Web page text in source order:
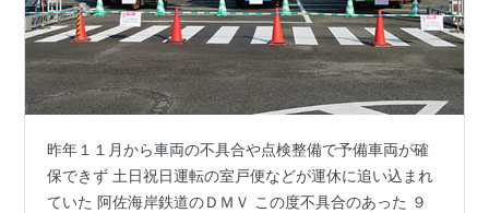
昨年１１月から車両の不具合や点検整備で予備車両が確
保できず 土日祝日運転の室戸便などが運休に追い込まれ
ていた 阿佐海岸鉄道のＤＭＶ この度不具合のあった ９